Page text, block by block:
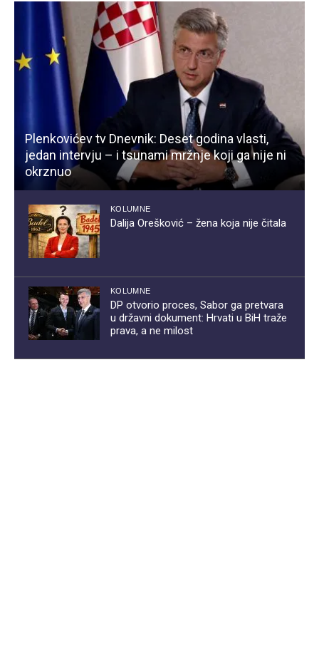
Plenkovićev tv Dnevnik: Deset godina vlasti,
jedan intervju – i tsunami mržnje koji ga nije ni
okrznuo
KOLUMNE
Dalija Orešković – žena koja nije čitala
KOLUMNE
DP otvorio proces, Sabor ga pretvara
u državni dokument: Hrvati u BiH traže
prava, a ne milost